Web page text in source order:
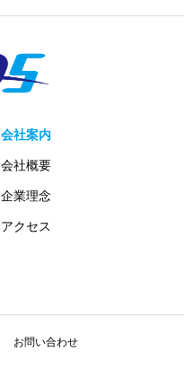
会社案内
会社概要
企業理念
アクセス
お問い合わせ